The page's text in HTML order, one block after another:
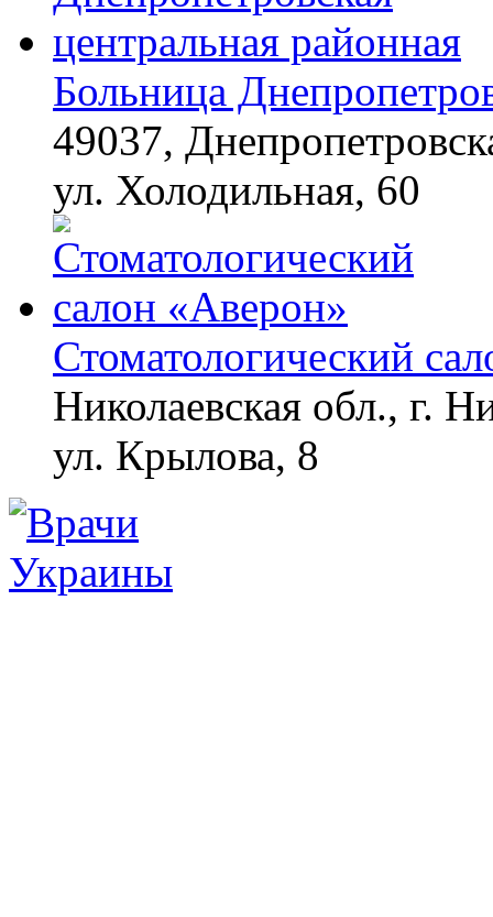
Больница
49037,
ул. Холодильная, 60
Стоматологический
Николаевская обл., г.
ул. Крылова, 8